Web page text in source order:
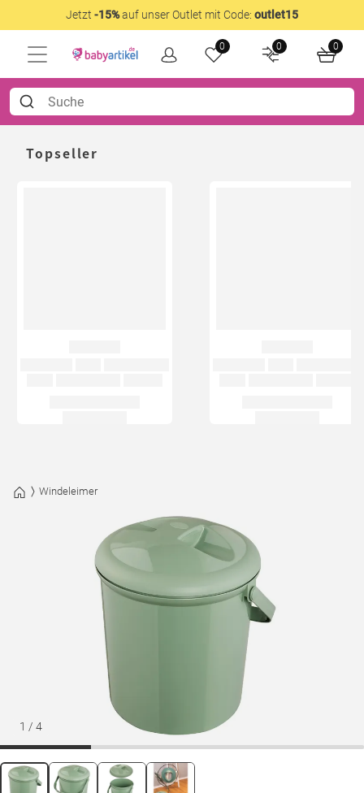
Jetzt -15%auf unser Outlet mit Code: outlet15
0 0 0
Topseller
Windeleimer
1 / 4